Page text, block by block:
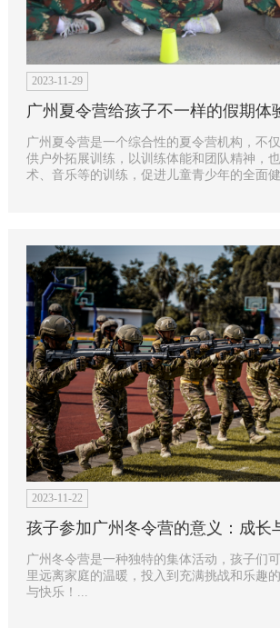
2023-11-29
广州夏令营给孩子不一样的假期体
广州夏令营是一个综合性的夏令营机构，不
供户外拓展训练，以训练体能和团队精神，
术、音乐等的训练，促进儿童青少年的全面
2023-11-22
广州冬令营是一种独特的集体活动，孩子们
里远离家庭的温暖，投入到充满挑战和乐趣
与快乐！...